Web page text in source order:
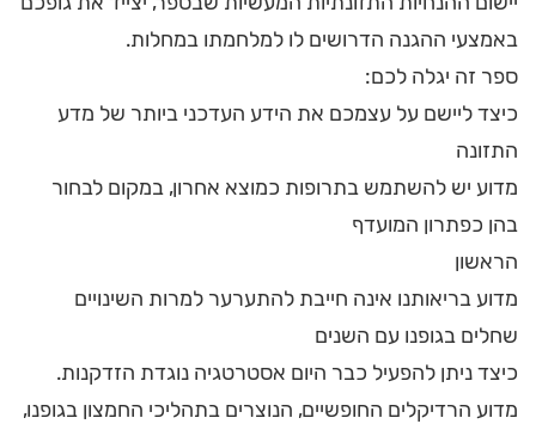
באמצעי ההגנה הדרושים לו למלחמתו במחלות.
ספר זה יגלה לכם:
כיצד ליישם על עצמכם את הידע העדכני ביותר של מדע
התזונה
מדוע יש להשתמש בתרופות כמוצא אחרון, במקום לבחור
בהן כפתרון המועדף
הראשון
מדוע בריאותנו אינה חייבת להתערער למרות השינויים
שחלים בגופנו עם השנים
כיצד ניתן להפעיל כבר היום אסטרטגיה נוגדת הזדקנות.
מדוע הרדיקלים החופשיים, הנוצרים בתהליכי החמצון בגופנו,